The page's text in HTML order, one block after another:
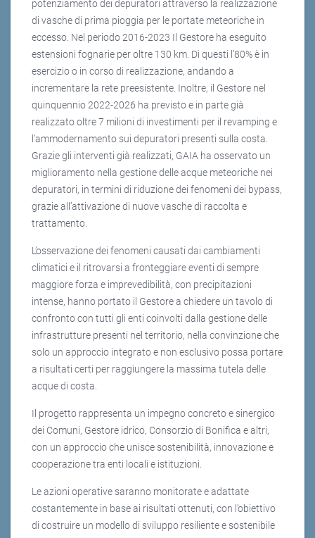
potenziamento dei depuratori attraverso la realizzazione
di vasche di prima pioggia per le portate meteoriche in
eccesso. Nel periodo 2016-2023 Il Gestore ha eseguito
estensioni fognarie per oltre 130 km. Di questi l’80% è in
esercizio o in corso di realizzazione, andando a
incrementare la rete preesistente. Inoltre, il Gestore nel
quinquennio 2022-2026 ha previsto e in parte già
realizzato oltre 7 milioni di investimenti per il revamping e
l’ammodernamento sui depuratori presenti sulla costa.
Grazie gli interventi già realizzati, GAIA ha osservato un
miglioramento nella gestione delle acque meteoriche nei
depuratori, in termini di riduzione dei fenomeni dei bypass,
grazie all’attivazione di nuove vasche di raccolta e
trattamento.
L’osservazione dei fenomeni causati dai cambiamenti
climatici e il ritrovarsi a fronteggiare eventi di sempre
maggiore forza e imprevedibilità, con precipitazioni
intense, hanno portato il Gestore a chiedere un tavolo di
confronto con tutti gli enti coinvolti dalla gestione delle
infrastrutture presenti nel territorio, nella convinzione che
solo un approccio integrato e non esclusivo possa portare
a risultati certi per raggiungere la massima tutela delle
acque di costa.
Il progetto rappresenta un impegno concreto e sinergico
dei Comuni, Gestore idrico, Consorzio di Bonifica e altri,
con un approccio che unisce sostenibilità, innovazione e
cooperazione tra enti locali e istituzioni.
Le azioni operative saranno monitorate e adattate
costantemente in base ai risultati ottenuti, con l’obiettivo
di costruire un modello di sviluppo resiliente e sostenibile